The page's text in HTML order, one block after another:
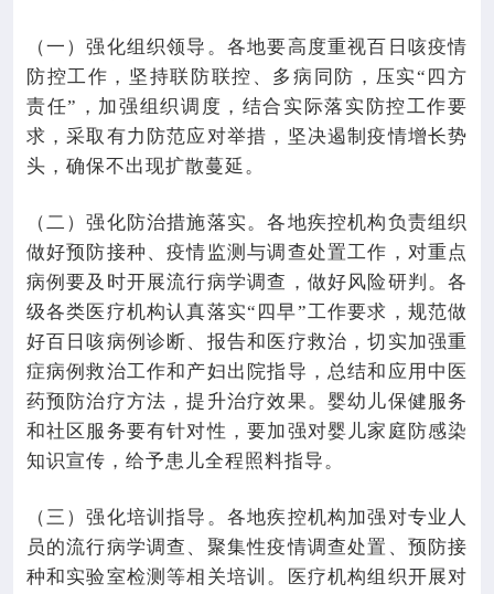
（一）强化组织领导。各地要高度重视百日咳疫情
防控工作，坚持联防联控、多病同防，压实“四方
责任”，加强组织调度，结合实际落实防控工作要
求，采取有力防范应对举措，坚决遏制疫情增长势
头，确保不出现扩散蔓延。
（二）强化防治措施落实。各地疾控机构负责组织
做好预防接种、疫情监测与调查处置工作，对重点
病例要及时开展流行病学调查，做好风险研判。各
级各类医疗机构认真落实“四早”工作要求，规范做
好百日咳病例诊断、报告和医疗救治，切实加强重
症病例救治工作和产妇出院指导，总结和应用中医
药预防治疗方法，提升治疗效果。婴幼儿保健服务
和社区服务要有针对性，要加强对婴儿家庭防感染
知识宣传，给予患儿全程照料指导。
（三）强化培训指导。各地疾控机构加强对专业人
员的流行病学调查、聚集性疫情调查处置、预防接
种和实验室检测等相关培训。医疗机构组织开展对